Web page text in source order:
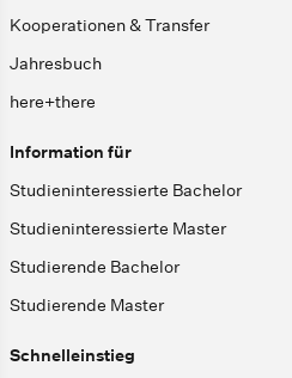
Kooperationen & Transfer
Jahresbuch
here+there
Information für
Studieninteressierte Bachelor
Studieninteressierte Master
Studierende Bachelor
Studierende Master
Schnelleinstieg